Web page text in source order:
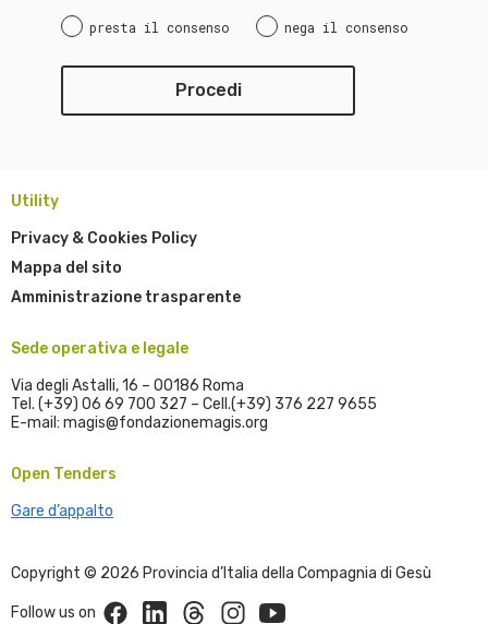
presta il consenso nega il consenso
Utility
Privacy & Cookies Policy
Mappa del sito
Amministrazione trasparente
Sede operativa e legale
Via degli Astalli, 16 – 00186 Roma
Tel. (+39) 06 69 700 327 – Cell.(+39) 376 227 9655
E-mail: magis@fondazionemagis.org
Open Tenders
Gare d’appalto
Copyright © 2026 Provincia d’Italia della Compagnia di Gesù
Follow us on FacebookLinkedinThreadsInstagramYoutube